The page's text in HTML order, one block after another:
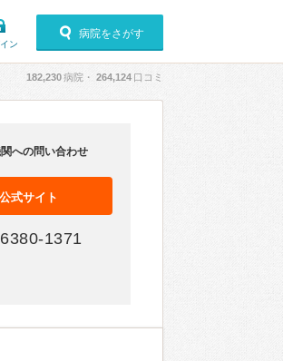
ン
病院をさがす
182,230病院・ 264,124 口コミ
への問い合わせ
公式サイト
1371